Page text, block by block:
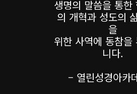
생명의 말씀을 통한
의 개혁과 성도의
을
위한 사역에 동참을
니다.
– 열린성경아카